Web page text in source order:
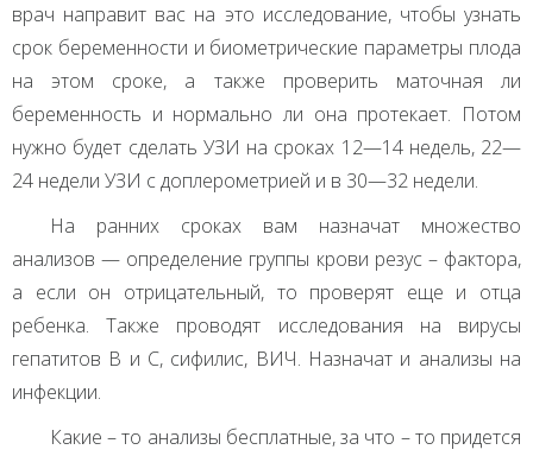
врач направит вас на это исследование, чтобы узнать
срок беременности и биометрические параметры плода
на этом сроке, а также проверить маточная ли
беременность и нормально ли она протекает. Потом
нужно будет сделать УЗИ на сроках 12—14 недель, 22—
24 недели УЗИ с доплерометрией и в 30—32 недели.
На ранних сроках вам назначат множество
анализов — определение группы крови резус – фактора,
а если он отрицательный, то проверят еще и отца
ребенка. Также проводят исследования на вирусы
гепатитов В и С, сифилис, ВИЧ. Назначат и анализы на
инфекции.
Какие – то анализы бесплатные, за что – то придется